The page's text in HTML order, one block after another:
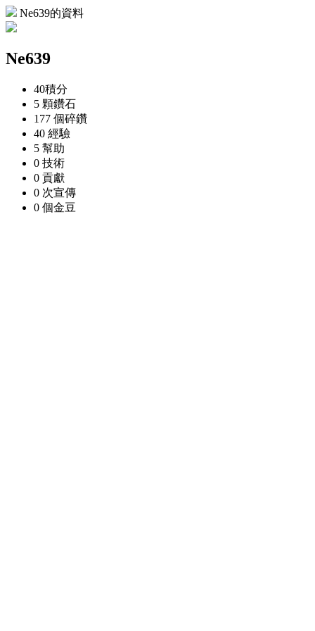
Ne639的資料
Ne639
40積分
5 顆鑽石
177 個碎鑽
40 經驗
5 幫助
0 技術
0 貢獻
0 次宣傳
0 個金豆